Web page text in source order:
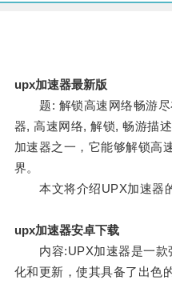
upx加速器最新版
题: 解锁高速网络畅游尽
器, 高速网络, 解锁, 畅游描
加速器之一，它能够解锁高
界。
本文将介绍UPX加速器的
upx加速器安卓下载
内容:UPX加速器是一款
化和更新，使其具备了出色